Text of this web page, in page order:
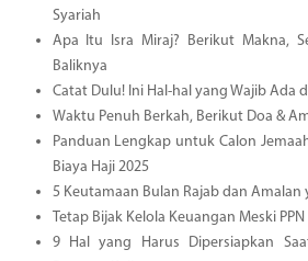
Syariah
Apa Itu Isra Miraj? Berikut Makna,
Baliknya
Catat Dulu! Ini Hal-hal yang Wajib Ada
Waktu Penuh Berkah, Berikut Doa &
Panduan Lengkap untuk Calon
Biaya Haji 2025
5 Keutamaan Bulan Rajab dan Amalan
Tetap Bijak Kelola Keuangan Meski
9 Hal yang Harus Dipersiapkan